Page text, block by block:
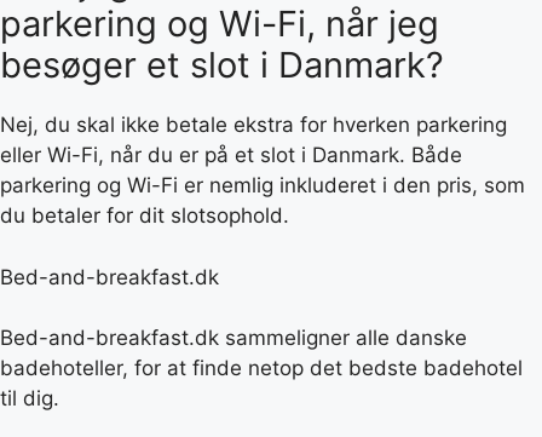
parkering og Wi-Fi, når jeg
besøger et slot i Danmark?
Nej, du skal ikke betale ekstra for hverken parkering
eller Wi-Fi, når du er på et slot i Danmark. Både
parkering og Wi-Fi er nemlig inkluderet i den pris, som
du betaler for dit slotsophold.
Bed-and-breakfast.dk
Bed-and-breakfast.dk sammeligner alle danske
badehoteller, for at finde netop det bedste badehotel
til dig.